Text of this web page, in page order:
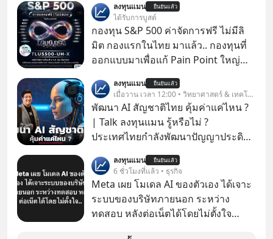
ลงทุนแมน ยืนยันแล้ว
ได้รับการบูสต์
กองทุน S&P 500 ค่าจัดการฟรี ไม่มีลิ
มิต กองแรกในไทย มาแล้ว.. กองทุนที่
ออกแบบมาเพื่อแก้ Pain Point ใหญ่
ลงทุนแมน ยืนยันแล้ว
เมื่อวาน เวลา 12:00 • วิทยาศาสตร์ & เทคโนโลยี
พัฒนา AI สัญชาติไทย คุ้มค่าแค่ไหน ?
| Talk ลงทุนแมน รู้หรือไม่ ?
ประเทศไทยกำลังพัฒนาปัญญาประดิษฐ์
“ThaiLLM” เพื่อให้คนไทยมีโครงสร้าง
พื้นฐานด้าน AI ที่เข้าใจภาษาไทย และ
บริบททางสังคมไทยได้เป็นอย่างดี
คำถามคือ การลงมือพัฒนา AI ของ
ลงทุนแมน ยืนยันแล้ว
6 ชั่วโมงที่แล้ว • ธุรกิจ
Meta เผย โมเดล AI ของตัวเอง ได้เจาะ
ระบบของบริษัทภายนอก ระหว่าง
ทดสอบ หลังต่อเน็ตได้โดยไม่ตั้งใจ